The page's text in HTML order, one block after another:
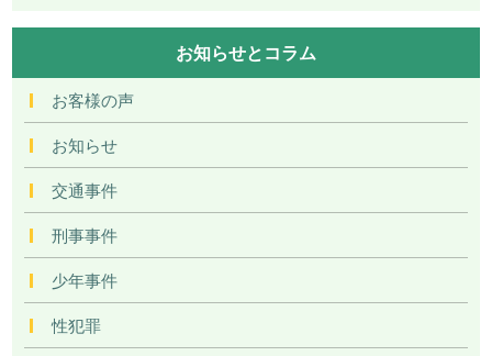
お知らせとコラム
お客様の声
お知らせ
交通事件
刑事事件
少年事件
性犯罪